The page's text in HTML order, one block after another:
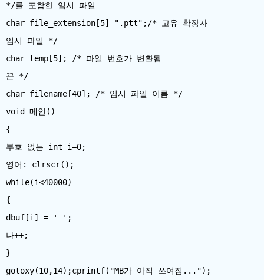
*/를 포함한 임시 파일
char file_extension[5]=".ptt";/* 고유 확장자
임시 파일 */
char temp[5]; /* 파일 번호가 변환됨
끈 */
char filename[40]; /* 임시 파일 이름 */
void 메인()
{
부호 없는 int i=0;
영어: clrscr();
while(i<40000)
{
dbuf[i] = ' ';
나++;
}
gotoxy(10,14);cprintf("MB가 아직 쓰여짐...");